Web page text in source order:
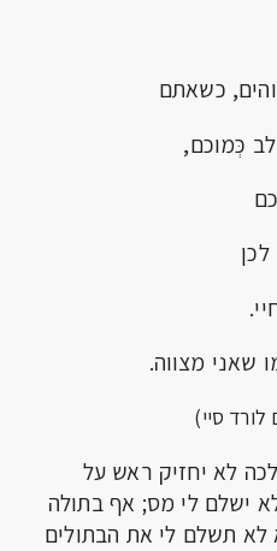
כשאתם
כְּמוכם,
שאני מצווה.
סיי)
לא יחזיק ראש על
ישלם לי מס; אף בתולה
תשלם לי את הבתולים